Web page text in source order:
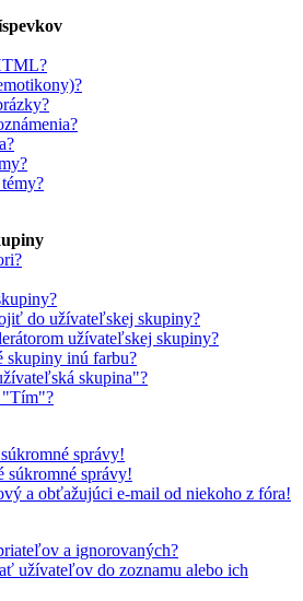
do užívateľskej skupiny?
užívateľskej skupiny?
skupiny inú farbu?
skupina"?
"Tím"?
správy!
súkromné správy!
a obťažujúci e-mail od niekoho z fóra!
a ignorovaných?
užívateľov do zoznamu alebo ich